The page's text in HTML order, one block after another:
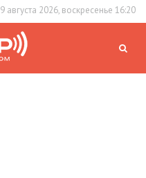
9 августа 2026, воскресенье 16:20